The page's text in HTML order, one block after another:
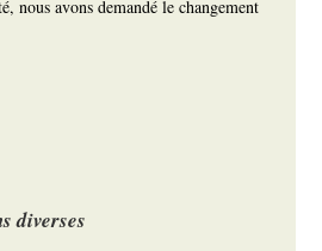
nous avons demandé le changement
diverses